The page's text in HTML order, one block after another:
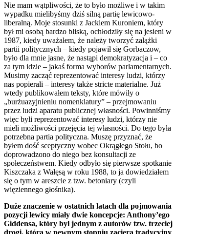
Nie mam wątpliwości, że to było możliwe i w takim
wypadku mielibyśmy dziś silną partię lewicowo-
liberalną. Moje stosunki z Jackiem Kuroniem, który
był mi osobą bardzo bliską, ochłodziły się na jesieni w
1987, kiedy uważałem, że należy tworzyć zalążki
partii politycznych – kiedy pojawił się Gorbaczow,
było dla mnie jasne, że nastąpi demokratyzacja i – co
za tym idzie – jakaś forma wyborów parlamentarnych.
Musimy zacząć reprezentować interesy ludzi, którzy
nas popierali – interesy także stricte materialne. Już
wtedy publikowałem teksty, które mówiły o
„burżuazyjnieniu nomenklatury” – przejmowaniu
przez ludzi aparatu publicznej własności. Powinniśmy
więc byli reprezentować interesy ludzi, którzy nie
mieli możliwości przejęcia tej własności. Do tego była
potrzebna partia polityczna. Muszę przyznać, że
byłem dość sceptyczny wobec Okrągłego Stołu, bo
doprowadzono do niego bez konsultacji ze
społeczeństwem. Kiedy odbyło się pierwsze spotkanie
Kiszczaka z Wałęsą w roku 1988, to ja dowiedziałem
się o tym w areszcie z tzw. betoniary (czyli
więziennego głośnika).
Duże znaczenie w ostatnich latach dla pojmowania
pozycji lewicy miały dwie koncepcje: Anthony’ego
Giddensa, który był jednym z autorów tzw. trzeciej
drogi, która w pewnym stopniu zaciera tradycyjny